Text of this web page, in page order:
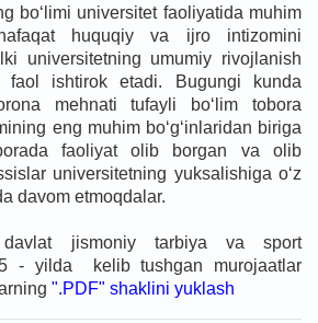
bo‘limi universitet faoliyatida muhim
huquqiy va ijro intizomini
universitetning umumiy rivojlanish
faol ishtirok etadi. Bugungi kunda
mehnati tufayli bo‘lim tobora
eng muhim bo‘g‘inlaridan biriga
faoliyat olib borgan va olib
universitetning yuksalishiga o‘z
davom etmoqdalar.
jismoniy tarbiya va sport
- yilda kelib tushgan murojaatlar
".PDF" shaklini yuklash